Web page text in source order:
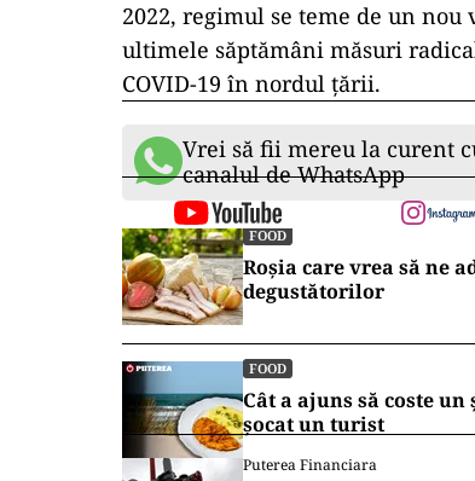
2022, regimul se teme de un
ultimele săptămâni măsuri
COVID-19 în nordul ţării.
Vrei să fii mereu la curent
canalul de WhatsApp
FOOD
Roșia care vrea să ne
degustătorilor
FOOD
Cât a ajuns să coste
șocat un turist
Puterea Financiara